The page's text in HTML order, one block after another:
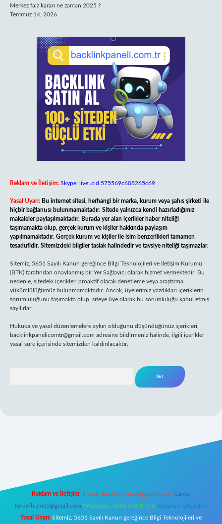
Merkez faiz kararı ne zaman 2025 ?
Temmuz 14, 2026
Reklam ve İletişim: Skype: live:.cid.575569c608265c69
Yasal Uyarı: Bu internet sitesi, herhangi bir marka, kurum veya şahıs şirketi ile
hiçbir bağlantısı bulunmamaktadır. Sitede yalnızca kendi hazırladığımız
makaleler paylaşılmaktadır. Burada yer alan içerikler haber niteliği
taşımamakta olup, gerçek kurum ve kişiler hakkında paylaşım
yapılmamaktadır. Gerçek kurum ve kişiler ile isim benzerlikleri tamamen
tesadüfidir. Sitemizdeki bilgiler taslak halindedir ve tavsiye niteliği taşımazlar.
Sitemiz, 5651 Sayılı Kanun gereğince Bilgi Teknolojileri ve İletişim Kurumu
(BTK) tarafından onaylanmış bir Yer Sağlayıcı olarak hizmet vermektedir. Bu
nedenle, sitedeki içerikleri proaktif olarak denetleme veya araştırma
yükümlülüğümüz bulunmamaktadır. Ancak, üyelerimiz yazdıkları içeriklerin
sorumluluğunu taşımakta olup, siteye üye olarak bu sorumluluğu kabul etmiş
sayılırlar.
Hukuka ve yasal düzenlemelere aykırı olduğunu düşündüğünüz içerikleri,
backlinkpanelicomtr@gmail.com adresine bildirmeniz halinde, ilgili içerikler
yasal süre içerisinde sitemizden kaldırılacaktır.
Reklam ve İletişim: E-mail: backlinkpaneli@gmail.com Teams:
forumhizmeti@gmail.com Whatsapp: 0262 606 0 726 Telegram: @karabul
Yasal Uyarı: Sitemiz, 5651 Sayılı Kanun gereğince Bilgi Teknolojileri ve